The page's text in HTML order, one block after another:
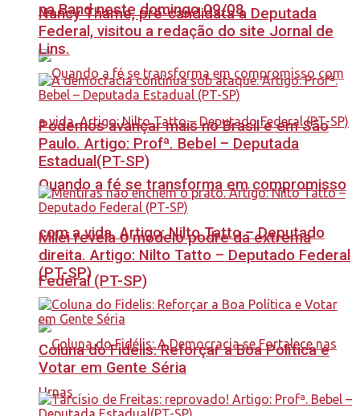
na Band neste domingo 09/08
Quando a fé se transforma em compromisso
com a vida. Artigo: Nilto Tatto – Deputado
Federal (PT-SP)
Nancy Thame, pré-candidata a Deputada
Federal, visitou a redação do site Jornal de
Lins.
Podemos avançar mais no Brasil e em São
Paulo. Artigo: Profª. Bebel – Deputada
Estadual(PT-SP)
Milei revela o modelo podre da extrema
direita. Artigo: Nilto Tatto – Deputado Federal
(PT-SP)
Coluna do Fidelis: Reforçar a Boa Política e
Votar em Gente Séria